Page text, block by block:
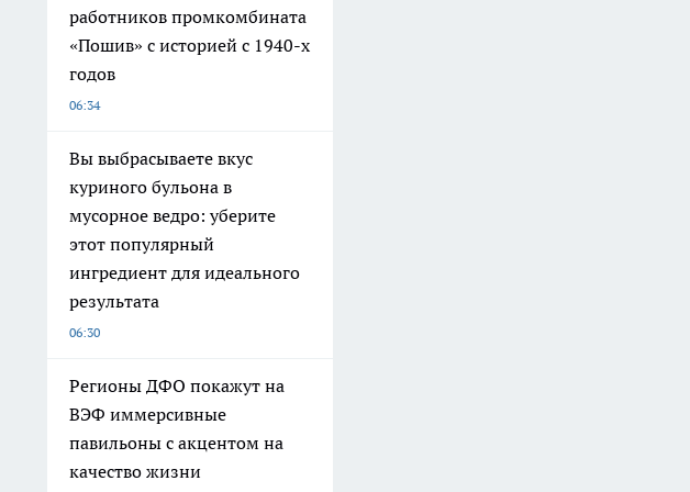
работников промкомбината
«Пошив» с историей с 1940-х
годов
06:34
Вы выбрасываете вкус
куриного бульона в
мусорное ведро: уберите
этот популярный
ингредиент для идеального
результата
06:30
Регионы ДФО покажут на
ВЭФ иммерсивные
павильоны с акцентом на
качество жизни